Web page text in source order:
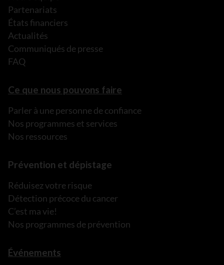
Partenariats
États financiers
Actualités
Communiqués de presse
FAQ
Ce que nous pouvons faire
Parler à une personne de confiance
Nos programmes et services
Nos ressources
Prévention et dépistage
Réduisez votre risque
Détection précoce du cancer
C’est ma vie!
Nos programmes de prévention
Événements